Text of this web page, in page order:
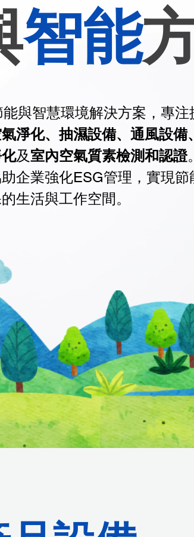
智能
與智慧環境解決方案，專注
淨化、抽濕設備、通風設備
及室內空氣質素檢測和認證
企業強化ESG管理，實現節
生活與工作空間。